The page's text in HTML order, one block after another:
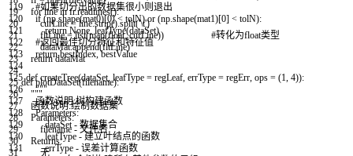
119
120
121
122
123
124
125
126
127
128
129
130
131
#如果切分出的数据集很小则退出
if (np.shape(mat0)[0] < tolN) or (np shape(mat1)[0] < tolN):
return None, leafType(dataSet)
#返回最佳切分特征和特征值
return bestIndex, bestValue
def createTree(dataSet leafType = regLeaf errType = regErr ops = (1 4)):
"""
函数说明:树构建函数
Parameters:
dataSet - 数据集合
leafType - 建立叶结点的函数
errType - 误差计算函数
19
20
21
22
23
24
25
26
27
28
29
30
31
for linein fr.readlines():
curLine = line.strip().split('\t')
fltLine = list(map(float, curLine))
#转化为float类型
dataMat.append(fltLine)
return dataMat
def plotDataSet(filename):
"""
函数说明:绘制数据集
Parameters:
filename - 文件名
Returns:
无